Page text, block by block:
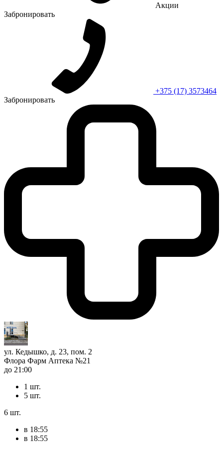
Акции
Забронировать
+375 (17) 3573464
Забронировать
ул. Кедышко, д. 23, пом. 2
Флора Фарм Аптека №21
до 21:00
1 шт.
5 шт.
6 шт.
в 18:55
в 18:55